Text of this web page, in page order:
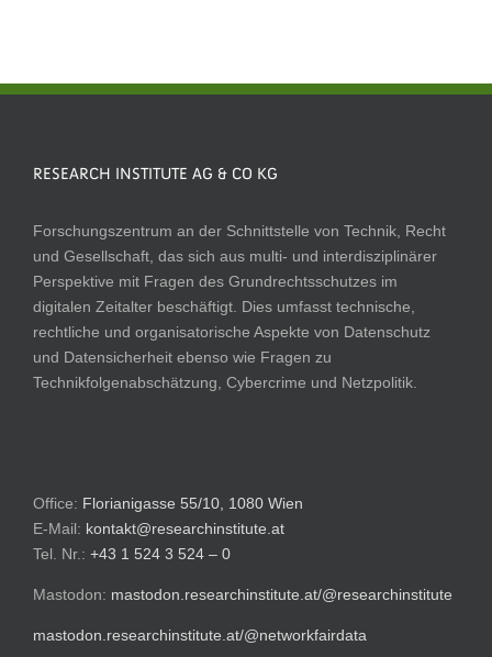
RESEARCH INSTITUTE AG & CO KG
Forschungszentrum an der Schnittstelle von Technik, Recht
und Gesellschaft, das sich aus multi- und interdisziplinärer
Perspektive mit Fragen des Grundrechtsschutzes im
digitalen Zeitalter beschäftigt. Dies umfasst technische,
rechtliche und organisatorische Aspekte von Datenschutz
und Datensicherheit ebenso wie Fragen zu
Technikfolgenabschätzung, Cybercrime und Netzpolitik.
Office: Florianigasse 55/10, 1080 Wien
E-Mail: kontakt@researchinstitute.at
Tel. Nr.: +43 1 524 3 524 – 0
Mastodon: mastodon.researchinstitute.at/@researchinstitute
mastodon.researchinstitute.at/@networkfairdata